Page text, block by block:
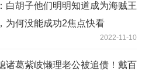
白胡子他们明明知道成为海贼王
为何没能成功2焦点快看
2022-11-10
诸葛紫岐懒理老公被追债！戴百